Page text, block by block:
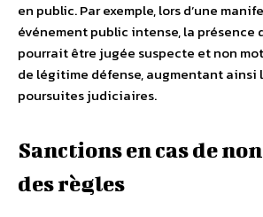
en public. Par exemple, lors d’une
événement public intense, la présence
pourrait être jugée suspecte et non
de légitime défense, augmentant ainsi
poursuites judiciaires.
Sanctions en cas de
des règles